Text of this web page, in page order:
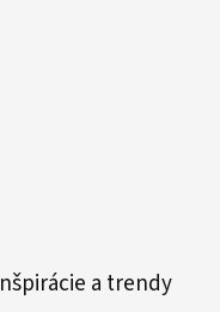
a trendy